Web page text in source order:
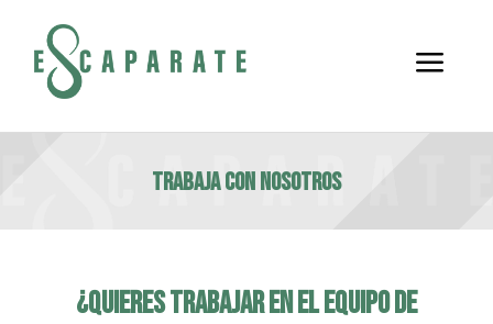
a
Trabaja con Nosotros
¿Quieres trabajar en el equipo de